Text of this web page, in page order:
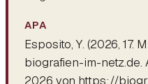
APA
Esposito, Y. (2026, 17.
biografien-im-netz.de.
2026 von https://